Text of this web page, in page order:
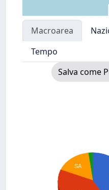
Macroarea
Tempo
Salva come
SA